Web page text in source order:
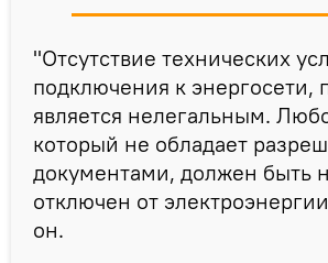
"Отсутствие технических
подключения к энергосети,
является нелегальным.
который не обладает
документами, должен быть
отключен от
он.